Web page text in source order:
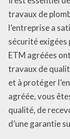
travaux de
l’entreprise a
sécurité
ETM agréées
travaux de
et à protéger
agréée, vous
qualité, de
d’une garantie